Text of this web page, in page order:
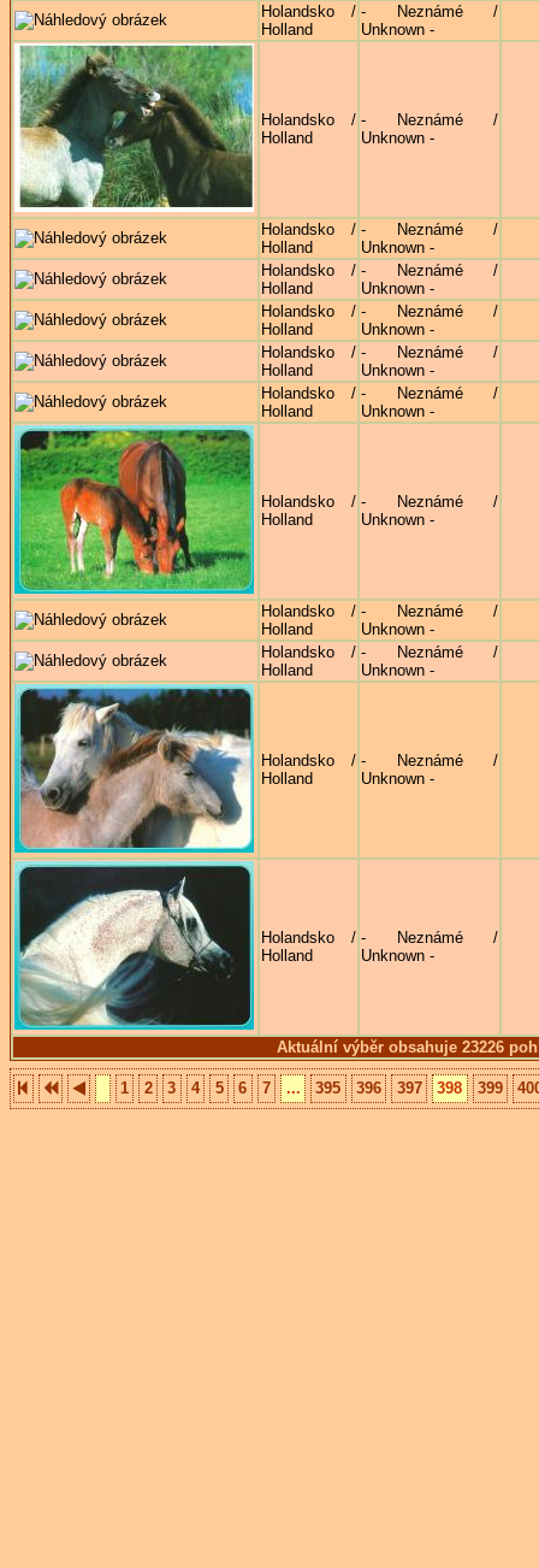
Aktuální výběr obsahuje 23226
Holandsko /
Holland
- Neznámé /
Unknown -
Holandsko /
Holland
- Neznámé /
Unknown -
Holandsko /
Holland
- Neznámé /
Unknown -
Holandsko /
Holland
- Neznámé /
Unknown -
Holandsko /
Holland
- Neznámé /
Unknown -
Holandsko /
Holland
- Neznámé /
Unknown -
Holandsko /
Holland
- Neznámé /
Unknown -
Holandsko /
Holland
- Neznámé /
Unknown -
Holandsko /
Holland
- Neznámé /
Unknown -
Holandsko /
Holland
- Neznámé /
Unknown -
Holandsko /
Holland
- Neznámé /
Unknown -
Holandsko /
Holland
- Neznámé /
Unknown -
1 2 3 4 5 6 7 ... 395 396 397 398 399